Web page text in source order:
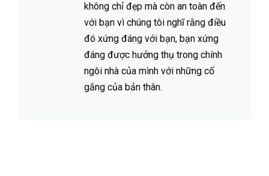
không chỉ đẹp mà còn an toàn đến
với bạn vì chúng tôi nghĩ rằng điều
đó xứng đáng với bạn, bạn xứng
đáng được hưởng thụ trong chính
ngôi nhà của mình với những cố
gắng của bản thân.